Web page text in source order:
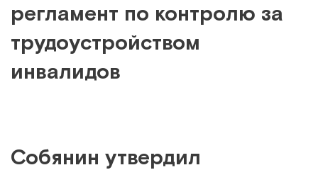
регламент по контролю за
трудоустройством
инвалидов
Собянин утвердил